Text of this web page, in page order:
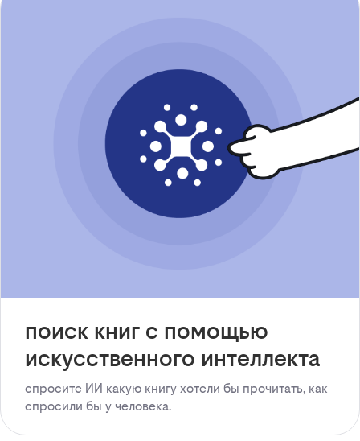
поиск книг с помощью
искусственного интеллекта
спросите ИИ какую книгу хотели бы прочитать, как
спросили бы у человека.